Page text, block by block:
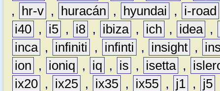
,
hr-v , huracán , hyundai ,
i-road
i40 , i5 , i8 , ibiza , ich , idea ,
inca , infiniti , infinti , insight ,
ion
, ioniq , iq , is , isetta ,
ix20 , ix25 , ix35 , ix55 , j1 , j5